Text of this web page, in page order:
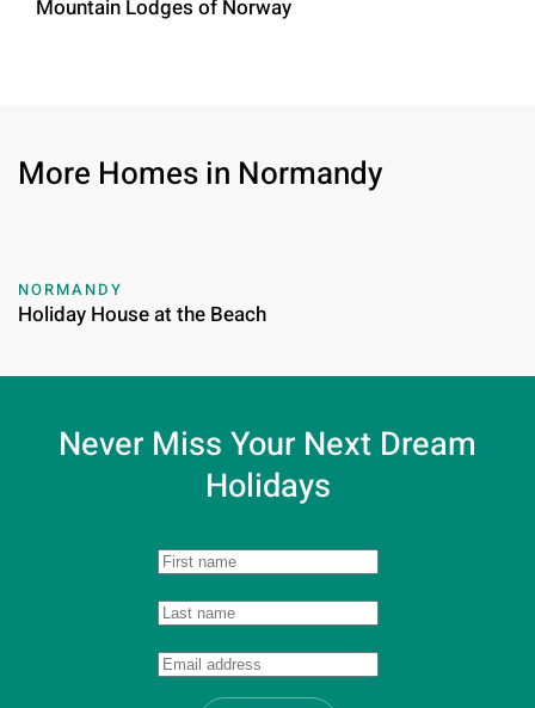
Mountain Lodges of Norway
More Homes in Normandy
NORMANDY
Holiday House at the Beach
Never Miss Your Next Dream
Holidays